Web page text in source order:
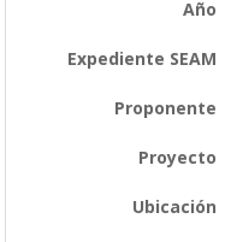
Año
Expediente SEAM
Proponente
Proyecto
Ubicación